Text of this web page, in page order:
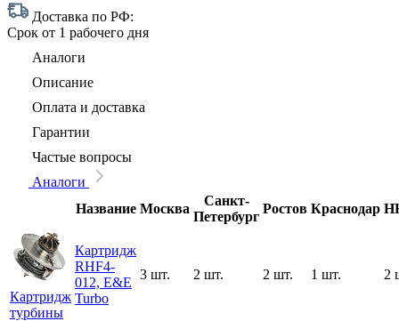
Доставка по РФ:
Срок от 1 рабочего дня
Аналоги
Описание
Оплата и доставка
Гарантии
Частые вопросы
Аналоги
Название Москва
Санкт-
Петербург
Ростов Краснодар
Картридж
турбины
Картридж
RHF4-
012, E&E
Turbo
3 шт. 2 шт. 2 шт. 1 шт. 2